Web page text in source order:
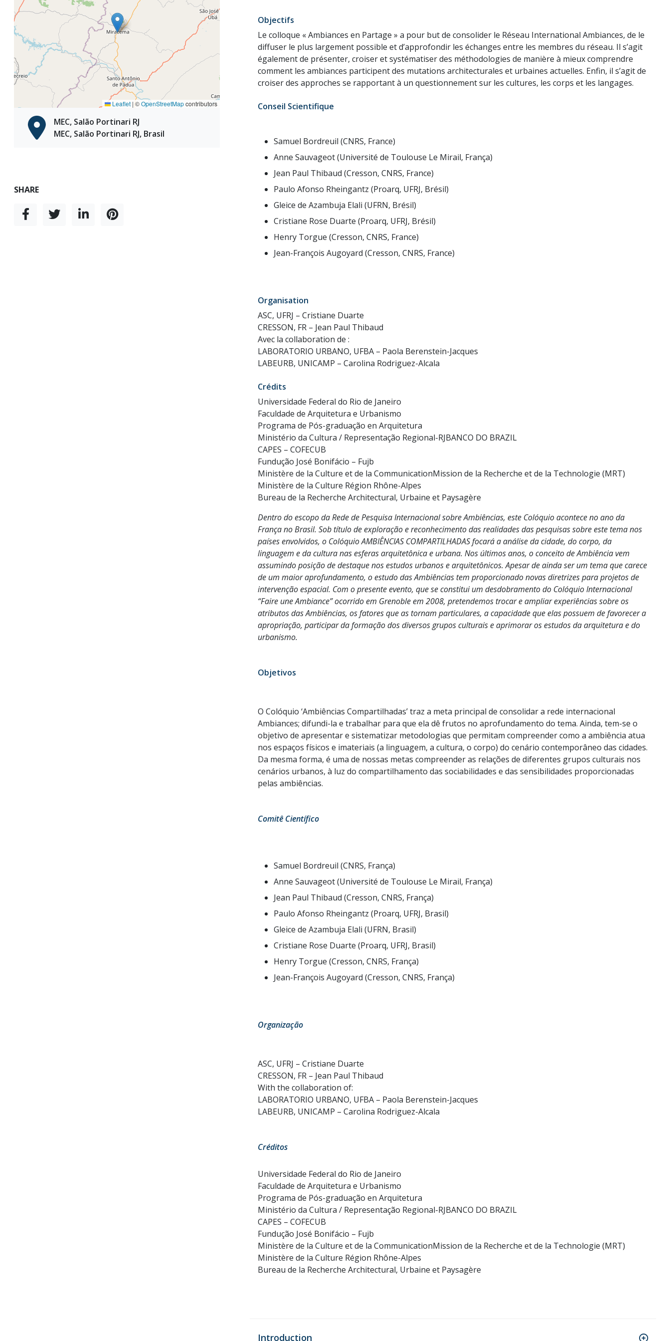
Leaflet | ©OpenStreetMapcontributors
MEC, Salão Portinari RJ
MEC, Salão Portinari RJ, Brasil
SHARE
Objectifs
Le colloque « Ambiances en Partage » a pour but de consolider le Réseau International Ambiances, de le
diffuser le plus largement possible et d’approfondir les échanges entre les membres du réseau. Il s’agit
également de présenter, croiser et systématiser des méthodologies de manière à mieux comprendre
comment les ambiances participent des mutations architecturales et urbaines actuelles. Enfin, il s’agit de
croiser des approches se rapportant à un questionnement sur les cultures, les corps et les langages.
Conseil Scientifique
Samuel Bordreuil (CNRS, France)
Anne Sauvageot (Université de Toulouse Le Mirail, França)
Jean Paul Thibaud (Cresson, CNRS, France)
Paulo Afonso Rheingantz (Proarq, UFRJ, Brésil)
Gleice de Azambuja Elali (UFRN, Brésil)
Cristiane Rose Duarte (Proarq, UFRJ, Brésil)
Henry Torgue (Cresson, CNRS, France)
Jean-François Augoyard (Cresson, CNRS, France)
Organisation
ASC, UFRJ – Cristiane Duarte
CRESSON, FR – Jean Paul Thibaud
Avec la collaboration de :
LABORATORIO URBANO, UFBA – Paola Berenstein-Jacques
LABEURB, UNICAMP – Carolina Rodriguez-Alcala
Crédits
Universidade Federal do Rio de Janeiro
Faculdade de Arquitetura e Urbanismo
Programa de Pós-graduação en Arquitetura
Ministério da Cultura / Representação Regional-RJBANCO DO BRAZIL
CAPES – COFECUB
Fundução José Bonifácio – Fujb
Ministère de la Culture et de la CommunicationMission de la Recherche et de la Technologie (MRT)
Ministère de la Culture Région Rhône-Alpes
Bureau de la Recherche Architectural, Urbaine et Paysagère
Dentro do escopo da Rede de Pesquisa Internacional sobre Ambiências, este Colóquio acontece no ano da
França no Brasil. Sob título de exploração e reconhecimento das realidades das pesquisas sobre este tema nos
países envolvidos, o Colóquio AMBIÊNCIAS COMPARTILHADAS focará a análise da cidade, do corpo, da
linguagem e da cultura nas esferas arquitetônica e urbana. Nos últimos anos, o conceito de Ambiência vem
assumindo posição de destaque nos estudos urbanos e arquitetônicos. Apesar de ainda ser um tema que carece
de um maior aprofundamento, o estudo das Ambiências tem proporcionado novas diretrizes para projetos de
intervenção espacial. Com o presente evento, que se constitui um desdobramento do Colóquio Internacional
“Faire une Ambiance” ocorrido em Grenoble em 2008, pretendemos trocar e ampliar experiências sobre os
atributos das Ambiências, os fatores que as tornam particulares, a capacidade que elas possuem de favorecer a
apropriação, participar da formação dos diversos grupos culturais e aprimorar os estudos da arquitetura e do
urbanismo.
Objetivos
O Colóquio ‘Ambiências Compartilhadas’ traz a meta principal de consolidar a rede internacional
Ambiances; difundi-la e trabalhar para que ela dê frutos no aprofundamento do tema. Ainda, tem-se o
objetivo de apresentar e sistematizar metodologias que permitam compreender como a ambiência atua
nos espaços físicos e imateriais (a linguagem, a cultura, o corpo) do cenário contemporâneo das cidades.
Da mesma forma, é uma de nossas metas compreender as relações de diferentes grupos culturais nos
cenários urbanos, à luz do compartilhamento das sociabilidades e das sensibilidades proporcionadas
pelas ambiências.
Comitê Científico
Samuel Bordreuil (CNRS, França)
Anne Sauvageot (Université de Toulouse Le Mirail, França)
Jean Paul Thibaud (Cresson, CNRS, França)
Paulo Afonso Rheingantz (Proarq, UFRJ, Brasil)
Gleice de Azambuja Elali (UFRN, Brasil)
Cristiane Rose Duarte (Proarq, UFRJ, Brasil)
Henry Torgue (Cresson, CNRS, França)
Jean-François Augoyard (Cresson, CNRS, França)
Organização
ASC, UFRJ – Cristiane Duarte
CRESSON, FR – Jean Paul Thibaud
With the collaboration of:
LABORATORIO URBANO, UFBA – Paola Berenstein-Jacques
LABEURB, UNICAMP – Carolina Rodriguez-Alcala
Créditos
Universidade Federal do Rio de Janeiro
Faculdade de Arquitetura e Urbanismo
Programa de Pós-graduação en Arquitetura
Ministério da Cultura / Representação Regional-RJBANCO DO BRAZIL
CAPES – COFECUB
Fundução José Bonifácio – Fujb
Ministère de la Culture et de la CommunicationMission de la Recherche et de la Technologie (MRT)
Ministère de la Culture Région Rhône-Alpes
Bureau de la Recherche Architectural, Urbaine et Paysagère
Introduction